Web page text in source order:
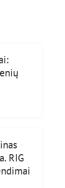
RIG